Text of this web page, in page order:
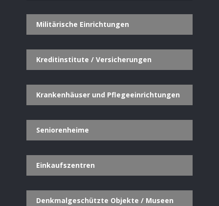
Militärische Einrichtungen
Kreditinstitute / Versicherungen
Krankenhäuser und Pflegeeinrichtungen
Seniorenheime
Einkaufszentren
Denkmalgeschützte Objekte / Museen